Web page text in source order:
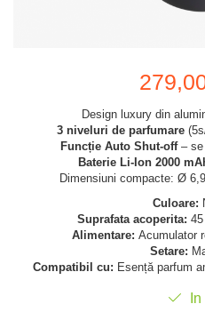
Design luxury din
3 niveluri de parfumare
Funcție Auto Shut-off– se
Baterie Li-Ion 2000
Dimensiuni compacte: Ø
Culoare:
Suprafata acoperita:
Alimentare: Acumulator
Setare:
Compatibil cu: Esență parfum